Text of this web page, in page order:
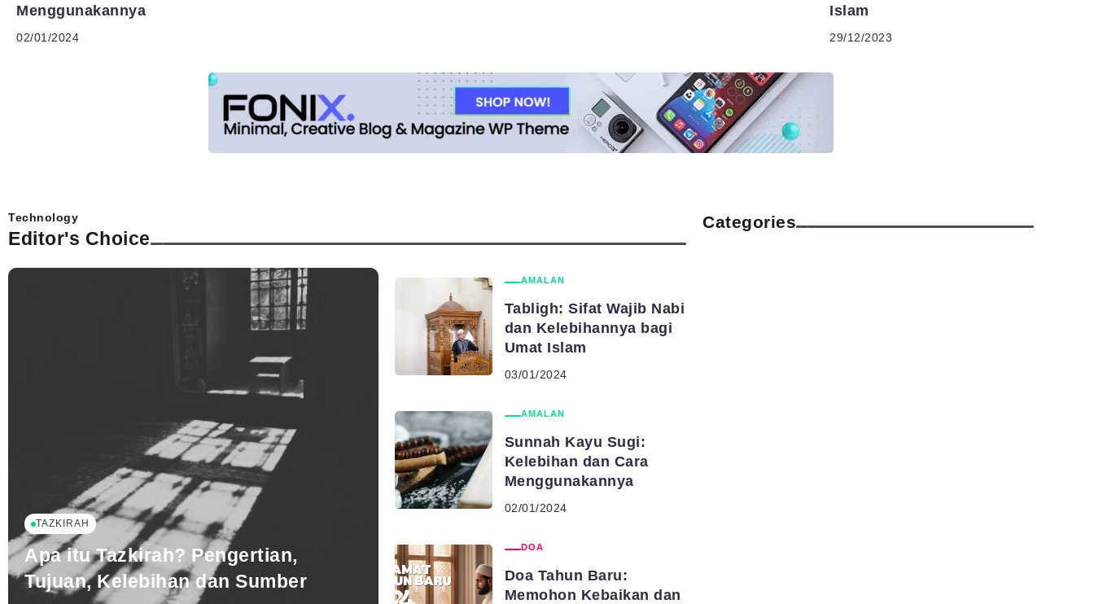
Menggunakannya
02/01/2024
Islam
29/12/2023
Editor's Choice
Technology
TAZKIRAH
Apa itu Tazkirah? Pengertian,
Tujuan, Kelebihan dan Sumber
AMALAN
Tabligh: Sifat Wajib Nabi
dan Kelebihannya bagi
Umat Islam
03/01/2024
AMALAN
Sunnah Kayu Sugi:
Kelebihan dan Cara
Menggunakannya
02/01/2024
DOA
Doa Tahun Baru:
Memohon Kebaikan dan
Categories